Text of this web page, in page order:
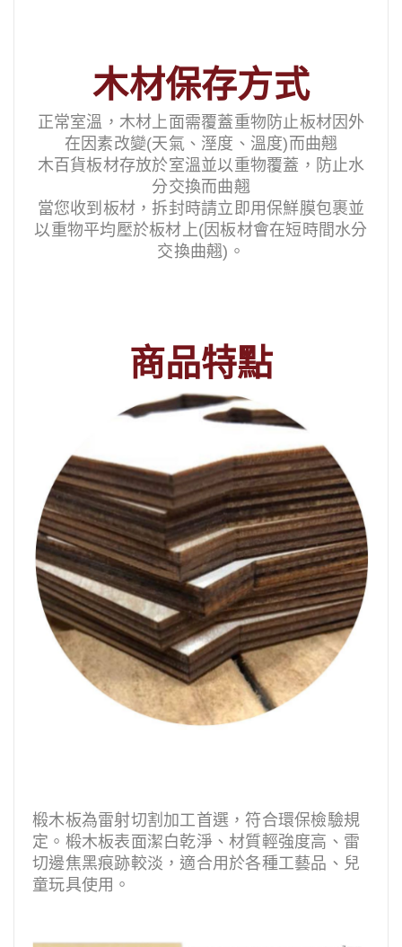
木材保存方式
正常室溫，木材上面需覆蓋重物防止板材因外
在因素改變(天氣、溼度、溫度)而曲翹
木百貨板材存放於室溫並以重物覆蓋，防止水
分交換而曲翹
當您收到板材，拆封時請立即用保鮮膜包裹並
以重物平均壓於板材上(因板材會在短時間水分
交換曲翹)。
商品特點
椴木板為雷射切割加工首選，符合環保檢驗規
定。椴木板表面潔白乾淨、材質輕強度高、雷
切邊焦黑痕跡較淡，適合用於各種工藝品、兒
童玩具使用。